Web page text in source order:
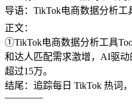
导语：TikTok电商数据分析
正文：
①TikTok电商数据分析工具
和达人匹配需求激增，AI驱
超过15万。
结尾：追踪每日 TikTok 热词
————